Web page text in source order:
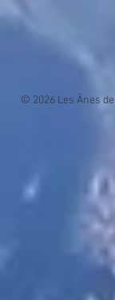
© 2026 Les Ânes